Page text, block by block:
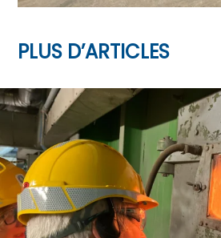
PLUS D’ARTICLES